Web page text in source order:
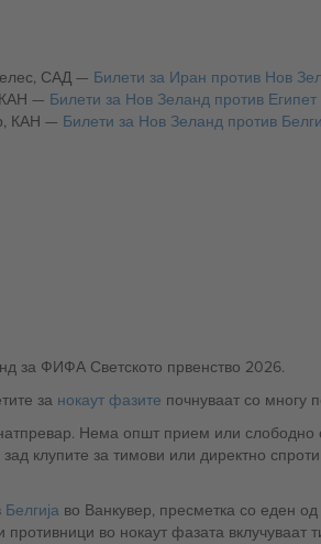
Недела, 15 јуни (23:00 CET): Иран против Нов Зеланд @ СоФај Стадион, Лос Анџелес, САД — Билети за Иран против Нов
Недела, 22 јуни (2:00 CET): Нов Зеланд против Египет @ Би-Си Плејс, Ванкувер, КАН — Билети за Нов Зеланд против Египет
Четврток, 26 јуни (7:00 CET): Нов Зеланд против Белгија @ Би-Си Плејс, Ванкувер, КАН — Билети за Нов Зеланд против
за ФИФА Светското првенство 2026.
за нокаут фазите почнуваат со многу
Нема општ прием или
клупите за тимови или директно
Белгијаво Ванкувер, пресметка со еден
во нокаут фазата вклучуваат